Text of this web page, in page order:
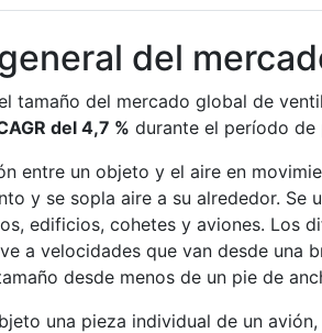
del
tamaño del mercado global de
del 4,7 % durante el período de
entre un objeto y el aire en
y se sopla aire a su alrededor. Se
edificios, cohetes y aviones. Los
a velocidades que van desde una
desde menos de un pie de
una pieza individual de un